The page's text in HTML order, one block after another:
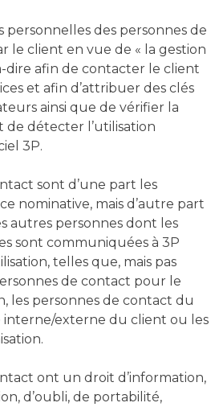
personnelles des personnes de
le client en vue de « la gestion
dire afin de contacter le client
et afin d’attribuer des clés
ainsi que de vérifier la
de détecter l’utilisation
3P.
sont d’une part les
nominative, mais d’autre part
autres personnes dont les
sont communiquées à 3P
telles que, mais pas
de contact pour le
les personnes de contact du
interne/externe du client ou les
ont un droit d’information,
d’oubli, de portabilité,